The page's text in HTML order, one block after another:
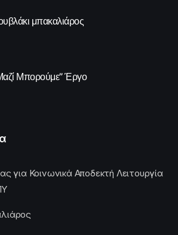
μπακαλιάρος
Μπορούμε” Έργο
για Κοινωνικά Αποδεκτή Λειτουργία